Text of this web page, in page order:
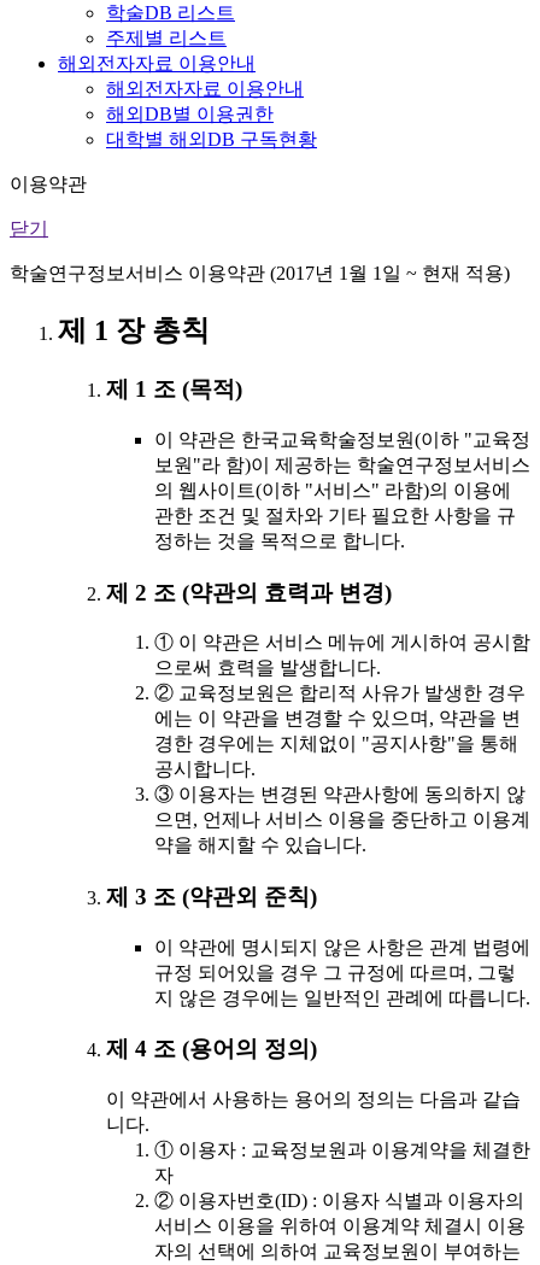
학술DB 리스트
주제별 리스트
해외전자자료 이용안내
해외전자자료 이용안내
해외DB별 이용권한
대학별 해외DB 구독현황
이용약관
닫기
학술연구정보서비스 이용약관 (2017년 1월 1일 ~ 현재 적용)
제 1 장 총칙
제 1 조 (목적)
이 약관은 한국교육학술정보원(이하 "교육정
보원"라 함)이 제공하는 학술연구정보서비스
의 웹사이트(이하 "서비스" 라함)의 이용에
관한 조건 및 절차와 기타 필요한 사항을 규
정하는 것을 목적으로 합니다.
제 2 조 (약관의 효력과 변경)
① 이 약관은 서비스 메뉴에 게시하여 공시함
으로써 효력을 발생합니다.
② 교육정보원은 합리적 사유가 발생한 경우
에는 이 약관을 변경할 수 있으며, 약관을 변
경한 경우에는 지체없이 "공지사항"을 통해
공시합니다.
③ 이용자는 변경된 약관사항에 동의하지 않
으면, 언제나 서비스 이용을 중단하고 이용계
약을 해지할 수 있습니다.
제 3 조 (약관외 준칙)
이 약관에 명시되지 않은 사항은 관계 법령에
규정 되어있을 경우 그 규정에 따르며, 그렇
지 않은 경우에는 일반적인 관례에 따릅니다.
제 4 조 (용어의 정의)
이 약관에서 사용하는 용어의 정의는 다음과 같습
니다.
① 이용자 : 교육정보원과 이용계약을 체결한
자
② 이용자번호(ID) : 이용자 식별과 이용자의
서비스 이용을 위하여 이용계약 체결시 이용
자의 선택에 의하여 교육정보원이 부여하는